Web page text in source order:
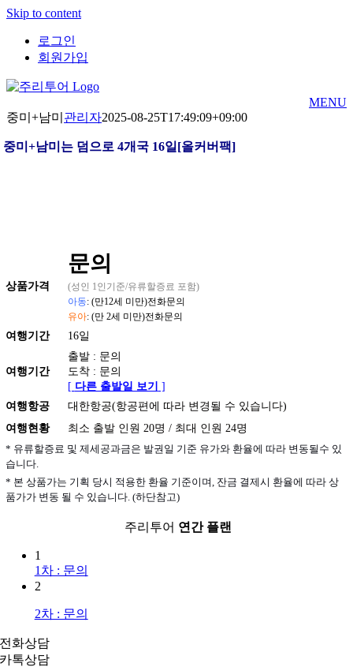
Skip to content
로그인
회원가입
MENU
중미+남미 관리자2025-08-25T17:49:09+09:00
중미+남미는 덤으로 4개국 16일[올커버팩]
상품가격
문의
(성인 1인기준/유류할증료 포함)
아동: (만12세 미만)전화문의
유아: (만 2세 미만)전화문의
여행기간 16일
여행기간
출발 : 문의
도착 : 문의
[ 다른 출발일 보기
]
여행항공
대한항공(항공편에 따라 변경될 수 있습니다)
여행현황
최소 출발 인원 20명 / 최대 인원 24명
* 유류할증료 및 제세공과금은 발권일 기준 유가와 환율에 따라 변동될수 있
습니다.
* 본 상품가는 기획 당시 적용한 환율 기준이며, 잔금 결제시 환율에 따라 상
품가가 변동 될 수 있습니다. (하단참고)
주리투어 연간 플랜
1
1차 : 문의
2
2차 : 문의
전화상담
카톡상담